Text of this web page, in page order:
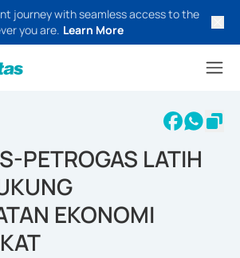
journey with seamless access to the
you are. Learn More
PETROGAS LATIH
EKONOMI